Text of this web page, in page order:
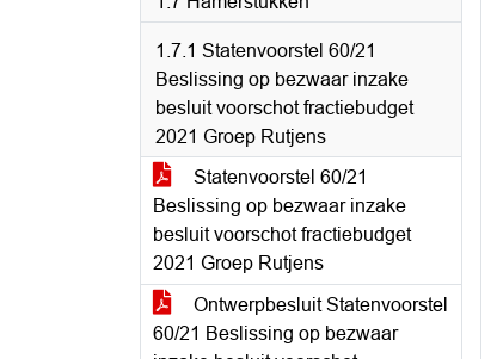
1.7.1 Statenvoorstel 60/21
Beslissing op bezwaar inzake
besluit voorschot fractiebudget
2021 Groep Rutjens
Statenvoorstel 60/21
Beslissing op bezwaar inzake
besluit voorschot fractiebudget
2021 Groep Rutjens
Ontwerpbesluit Statenvoorstel
60/21 Beslissing op bezwaar